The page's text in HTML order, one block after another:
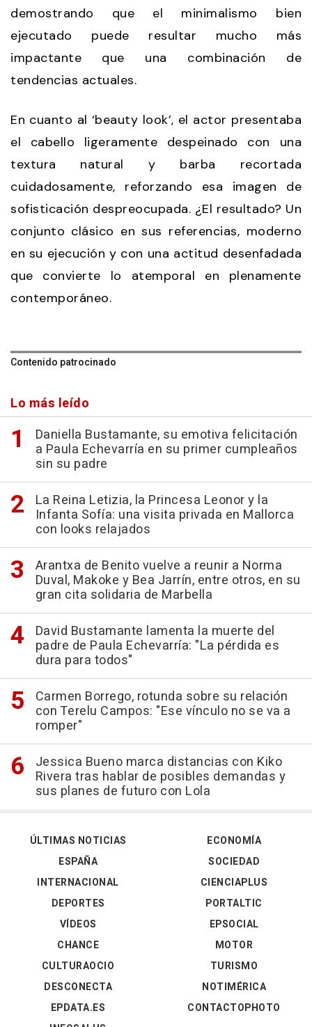
demostrando que el minimalismo bien
ejecutado puede resultar mucho más
impactante que una combinación de
tendencias actuales.
En cuanto al ‘beauty look’, el actor presentaba
el cabello ligeramente despeinado con una
textura natural y barba recortada
cuidadosamente, reforzando esa imagen de
sofisticación despreocupada. ¿El resultado? Un
conjunto clásico en sus referencias, moderno
en su ejecución y con una actitud desenfadada
que convierte lo atemporal en plenamente
contemporáneo.
Contenido patrocinado
Lo más leído
Daniella Bustamante, su emotiva felicitación
a Paula Echevarría en su primer cumpleaños
sin su padre
La Reina Letizia, la Princesa Leonor y la
Infanta Sofía: una visita privada en Mallorca
con looks relajados
Arantxa de Benito vuelve a reunir a Norma
Duval, Makoke y Bea Jarrín, entre otros, en su
gran cita solidaria de Marbella
David Bustamante lamenta la muerte del
padre de Paula Echevarría: "La pérdida es
dura para todos"
Carmen Borrego, rotunda sobre su relación
con Terelu Campos: "Ese vínculo no se va a
romper"
Jessica Bueno marca distancias con Kiko
Rivera tras hablar de posibles demandas y
sus planes de futuro con Lola
ÚLTIMAS NOTICIAS
ESPAÑA
INTERNACIONAL
DEPORTES
VÍDEOS
ECONOMÍA
SOCIEDAD
CIENCIAPLUS
PORTALTIC
EPSOCIAL
CHANCE
CULTURAOCIO
DESCONECTA
EPDATA.ES
MOTOR
TURISMO
NOTIMÉRICA
CONTACTOPHOTO